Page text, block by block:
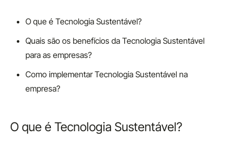
O que é Tecnologia Sustentável?
Quais são os benefícios da Tecnologia Sustentável
para as empresas?
Como implementar Tecnologia Sustentável na
empresa?
O que é Tecnologia Sustentável?